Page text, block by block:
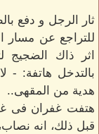
ثار الرجل و دفع
للتراجع عن مسار
اثر ذاك
بالتدخل هاتفة: -
هدية من المقهى..
هتفت غفران فى
قبل ذلك، انه